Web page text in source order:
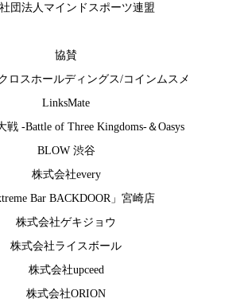
団法人マインドスポーツ連盟
協賛
ロスホールディングス/コインムスメ
LinksMate
戦 -Battle of Three Kingdoms-＆Oasys
BLOW 渋谷
株式会社every
Bar BACKDOOR」宮崎店
株式会社ゲキジョウ
株式会社ライスボール
株式会社upceed
株式会社ORION